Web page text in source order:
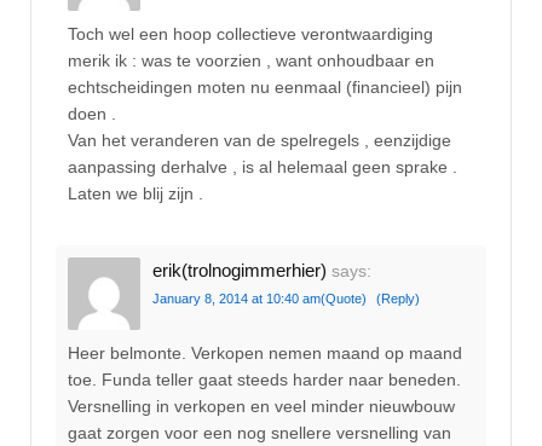
Toch wel een hoop collectieve verontwaardiging
merik ik : was te voorzien , want onhoudbaar en
echtscheidingen moten nu eenmaal (financieel) pijn
doen .
Van het veranderen van de spelregels , eenzijdige
aanpassing derhalve , is al helemaal geen sprake .
Laten we blij zijn .
erik(trolnogimmerhier) says:
January 8, 2014 at 10:40 am(Quote) (Reply)
Heer belmonte. Verkopen nemen maand op maand
toe. Funda teller gaat steeds harder naar beneden.
Versnelling in verkopen en veel minder nieuwbouw
gaat zorgen voor een nog snellere versnelling van